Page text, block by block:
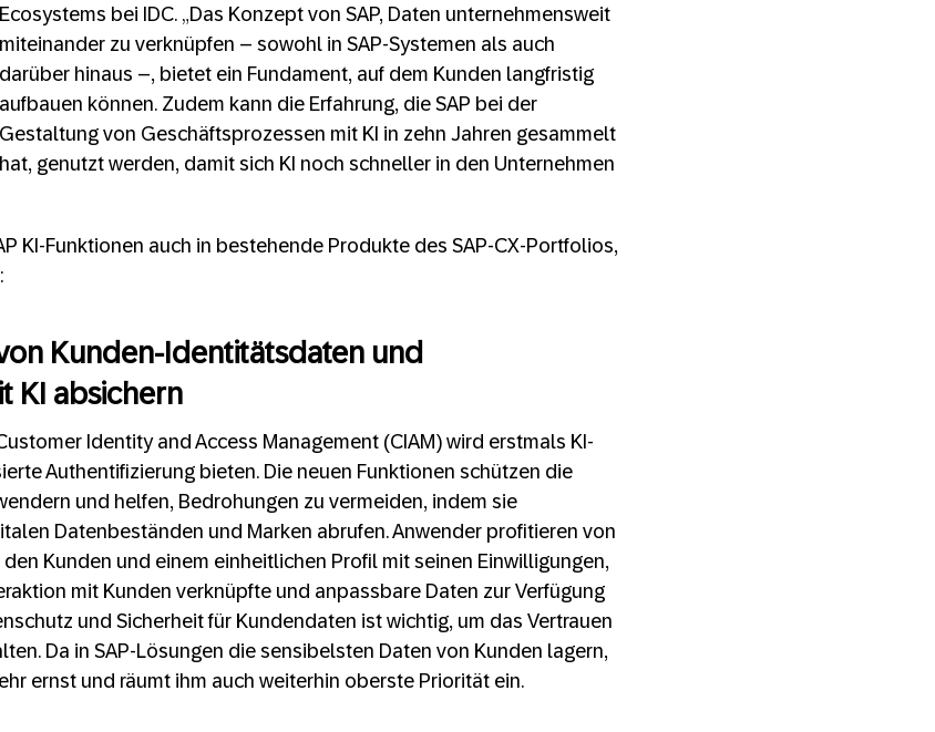
Ecosystems bei IDC. „Das Konzept von SAP, Daten unternehmensweit
miteinander zu verknüpfen – sowohl in SAP-Systemen als auch
darüber hinaus –, bietet ein Fundament, auf dem Kunden langfristig
aufbauen können. Zudem kann die Erfahrung, die SAP bei der
Gestaltung von Geschäftsprozessen mit KI in zehn Jahren gesammelt
hat, genutzt werden, damit sich KI noch schneller in den Unternehmen
KI-Funktionen auch in bestehende Produkte des SAP-CX-Portfolios,
Kunden-Identitätsdaten und
KI absichern
Identity and Access Management (CIAM) wird erstmals KI-
Authentifizierung bieten. Die neuen Funktionen schützen die
und helfen, Bedrohungen zu vermeiden, indem sie
Datenbeständen und Marken abrufen. Anwender profitieren von
Kunden und einem einheitlichen Profil mit seinen Einwilligungen,
mit Kunden verknüpfte und anpassbare Daten zur Verfügung
und Sicherheit für Kundendaten ist wichtig, um das Vertrauen
Da in SAP-Lösungen die sensibelsten Daten von Kunden lagern,
ernst und räumt ihm auch weiterhin oberste Priorität ein.